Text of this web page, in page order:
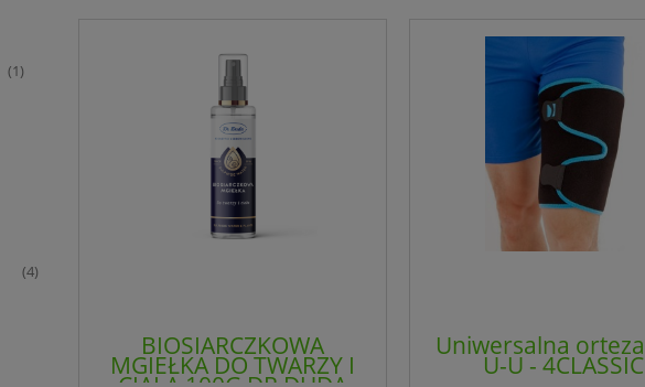
(1)
(4)
BIOSIARCZKOWA
MGIEŁKA DO TWARZY I
Uniwersalna
U-U - 4CLASSIC